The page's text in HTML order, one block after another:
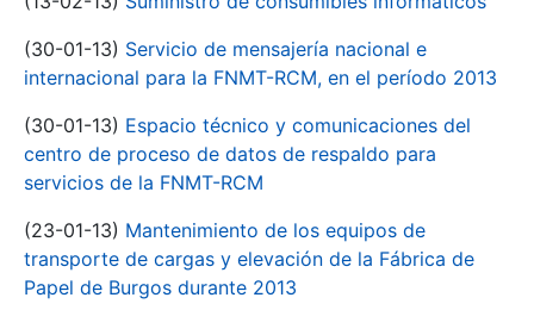
(30-01-13) Servicio de mensajería nacional e
internacional para la FNMT-RCM, en el período 2013
(30-01-13) Espacio técnico y comunicaciones del
centro de proceso de datos de respaldo para
servicios de la FNMT-RCM
(23-01-13) Mantenimiento de los equipos de
transporte de cargas y elevación de la Fábrica de
Papel de Burgos durante 2013